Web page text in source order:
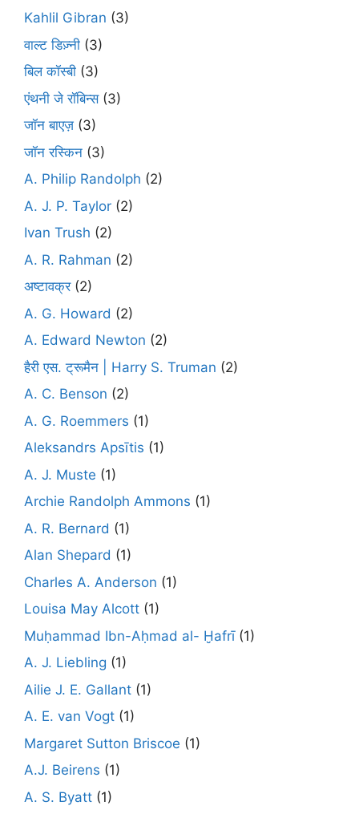
Kahlil Gibran (3)
वाल्ट डिज़्नी (3)
बिल कॉस्बी (3)
एंथनी जे रॉबिन्स(3)
जॉन बाएज़ (3)
जॉन रस्किन (3)
A. Philip Randolph (2)
A. J. P. Taylor (2)
Ivan Trush (2)
A. R. Rahman (2)
अष्टावक्र(2)
A. G. Howard (2)
A. Edward Newton (2)
हैरी एस. ट्रूमैन | Harry S. Truman (2)
A. C. Benson (2)
A. G. Roemmers (1)
Aleksandrs Apsītis (1)
A. J. Muste (1)
Archie Randolph Ammons (1)
A. R. Bernard (1)
Alan Shepard (1)
Charles A. Anderson (1)
Louisa May Alcott (1)
Muḥammad Ibn-Aḥmad al- Ḫafrī(1)
A. J. Liebling (1)
Ailie J. E. Gallant (1)
A. E. van Vogt (1)
Margaret Sutton Briscoe (1)
A.J. Beirens (1)
A. S. Byatt (1)